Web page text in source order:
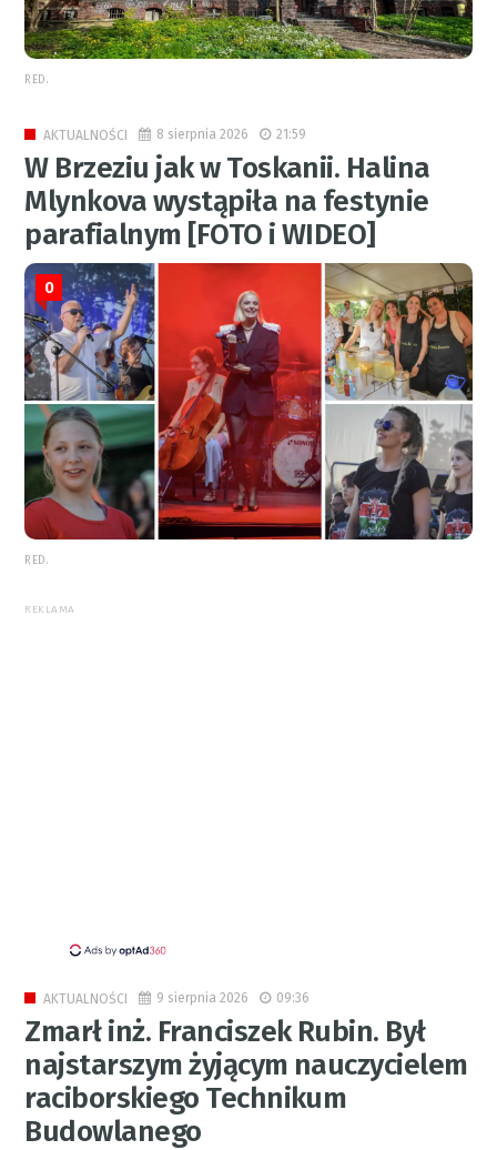
RED.
AKTUALNOŚCI 8 sierpnia 2026 21:59
W Brzeziu jak w Toskanii. Halina
Mlynkova wystąpiła na festynie
parafialnym [FOTO i WIDEO]
0
RED.
REKLAMA
AKTUALNOŚCI 9 sierpnia 2026 09:36
Zmarł inż. Franciszek Rubin. Był
najstarszym żyjącym nauczycielem
raciborskiego Technikum
Budowlanego